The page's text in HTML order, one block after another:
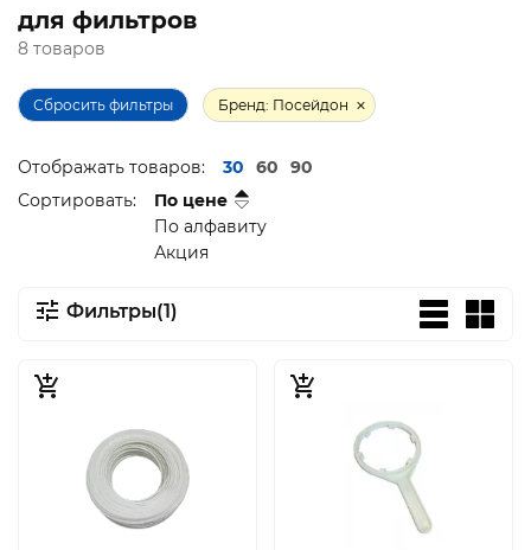
для фильтров
8 товаров
Сбросить фильтры Бренд: Посейдон
Отображать товаров: 30 60
90
Сортировать:
По цене
По алфавиту
Акция
Фильтры(1)